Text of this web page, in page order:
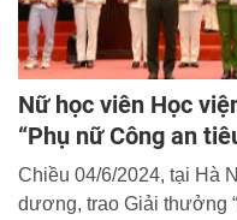
Nữ học viên Học
“Phụ nữ Công an
Chiều 04/6/2024, tại Hà
dương, trao Giải thưởng